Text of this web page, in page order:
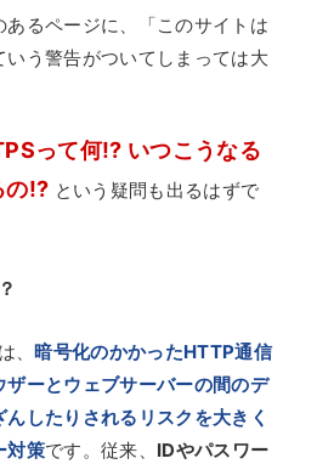
あるページに、「このサイトは
う警告がついてしまっては大
って何!? いつこうなる
の!? という疑問も出るはずで
、 暗号化のかかったHTTP通信
ザーとウェブサーバーの間のデ
したりされるリスクを大きく
対策です。従来、 IDやパスワー